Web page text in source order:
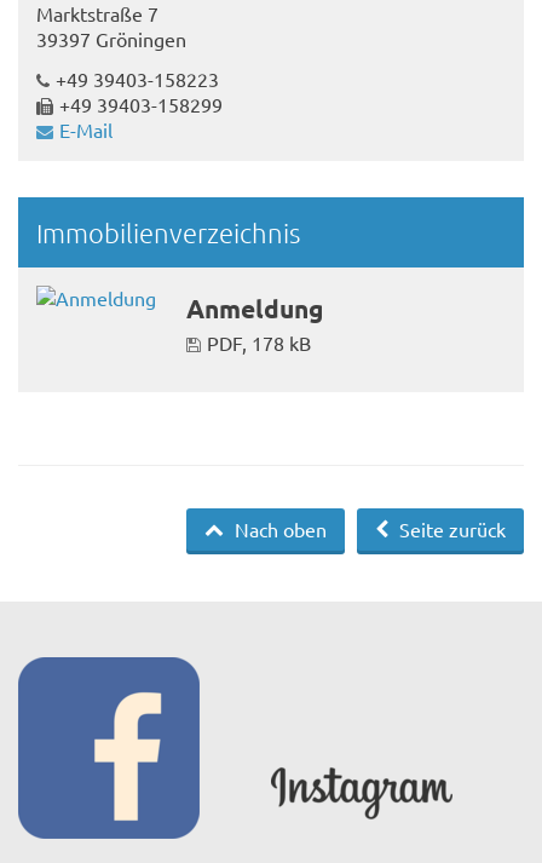
Marktstraße 7
39397 Gröningen
+49 39403-158223
+49 39403-158299
E-Mail
Immobilienverzeichnis
Anmeldung
PDF, 178 kB
Seite zurück
Nach oben